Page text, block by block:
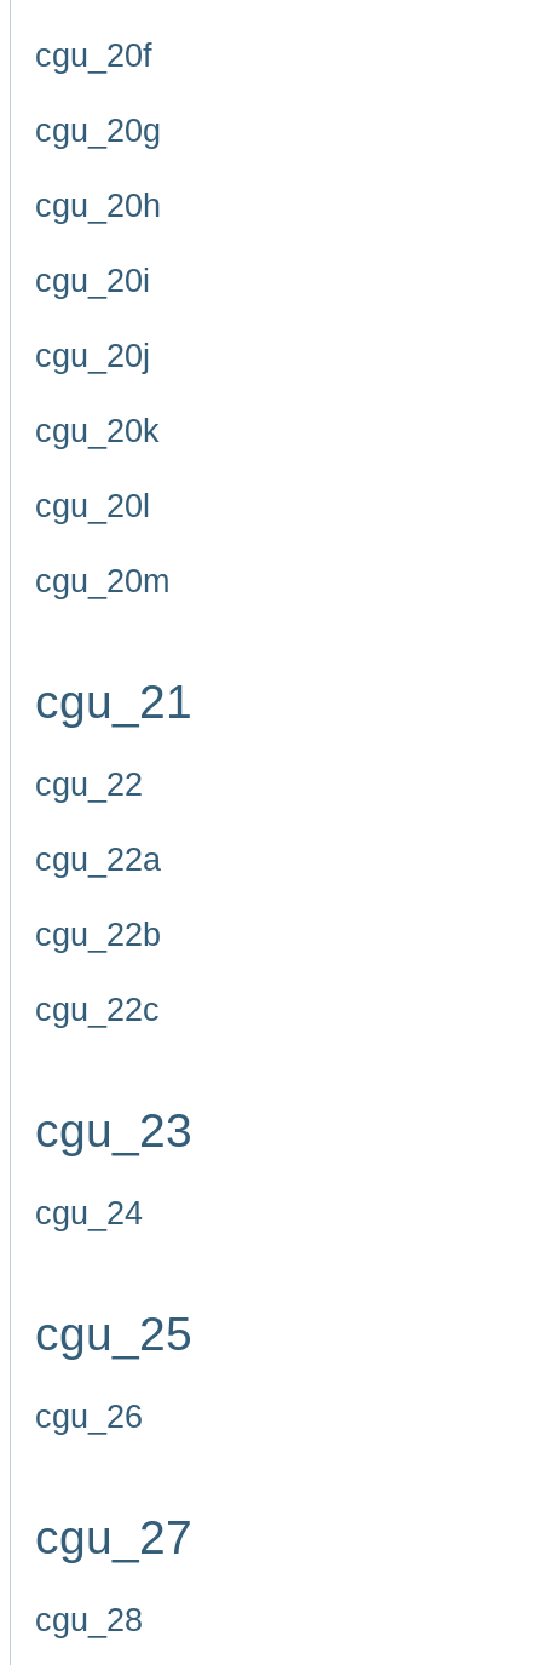
cgu_20f
cgu_20g
cgu_20h
cgu_20i
cgu_20j
cgu_20k
cgu_20l
cgu_20m
cgu_21
cgu_22
cgu_22a
cgu_22b
cgu_22c
cgu_23
cgu_24
cgu_25
cgu_26
cgu_27
cgu_28